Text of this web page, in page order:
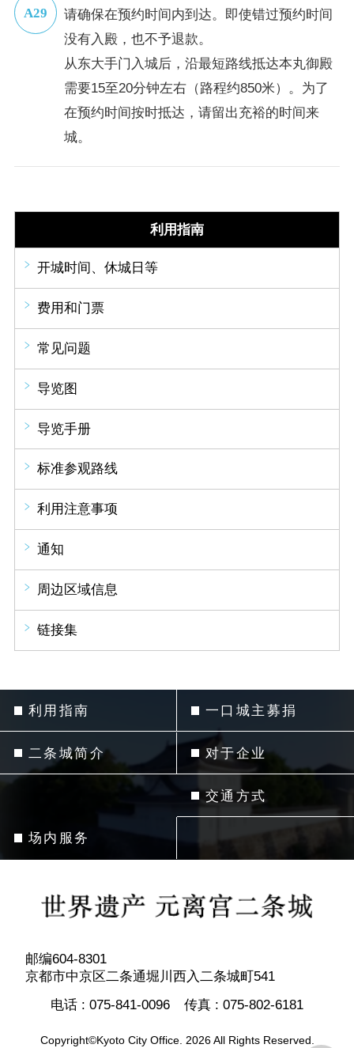
请确保在预约时间内到达。即使错过预约时间
没有入殿，也不予退款。
从东大手门入城后，沿最短路线抵达本丸御殿
需要15至20分钟左右（路程约850米）。为了
在预约时间按时抵达，请留出充裕的时间来
城。
利用指南
开城时间、休城日等
费用和门票
常见问题
导览图
导览手册
标准参观路线
利用注意事项
通知
周边区域信息
链接集
利用指南
二条城简介
场内服务
一口城主募捐
对于企业
交通方式
邮编604-8301
京都市中京区二条通堀川西入二条城町541
电话 : 075-841-0096 传真 :075-802-6181
Copyright©Kyoto City Office. 2026 All Rights Reserved.